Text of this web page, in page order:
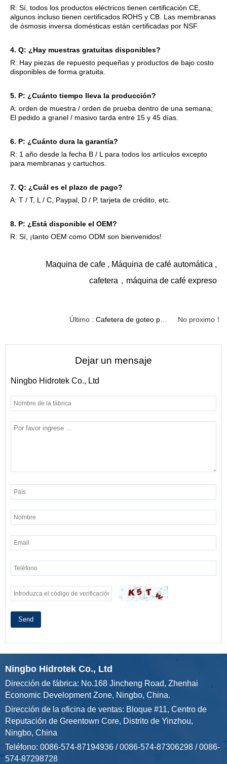
R: Sí, todos los productos eléctricos tienen certificación CE,
algunos incluso tienen certificados ROHS y CB. Las membranas
de ósmosis inversa domésticas están certificadas por NSF.
4. Q: ¿Hay muestras gratuitas disponibles?
R: Hay piezas de repuesto pequeñas y productos de bajo costo
disponibles de forma gratuita.
5. P: ¿Cuánto tiempo lleva la producción?
A: orden de muestra / orden de prueba dentro de una semana;
El pedido a granel / masivo tarda entre 15 y 45 días.
6. P: ¿Cuánto dura la garantía?
R: 1 año desde la fecha B / L para todos los artículos excepto
para membranas y cartuchos.
7. Q: ¿Cuál es el plazo de pago?
A: T / T, L / C, Paypal, D / P, tarjeta de crédito, etc.
8. P: ¿Está disponible el OEM?
R: Sí, ¡tanto OEM como ODM son bienvenidos!
Maquina de cafe , Máquina de café automática ,
cafetera ， máquina de café expreso
No proximo！
Último : Cafetera de goteo programable automática para moler y preparar DCM2101
Dejar un mensaje
Ningbo Hidrotek Co., Ltd
Send
Ningbo Hidrotek Co., Ltd
Dirección de fábrica: No.168 Jincheng Road, Zhenhai
Economic Development Zone, Ningbo, China.
Dirección de la oficina de ventas: Bloque #11, Centro de
Reputación de Greentown Core, Distrito de Yinzhou,
Ningbo, China
Teléfono: 0086-574-87194936 / 0086-574-87306298 / 0086-
574-87298728